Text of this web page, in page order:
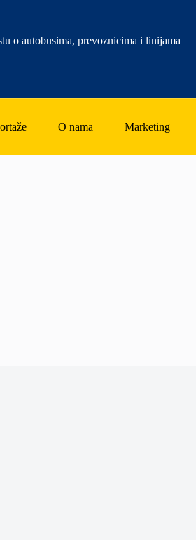
o autobusima, prevoznicima i linijama
O nama Marketing